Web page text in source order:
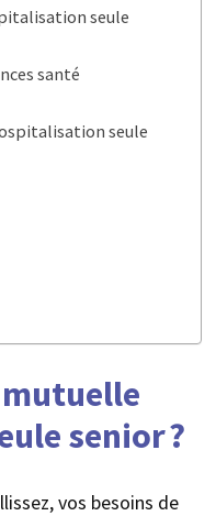
seule
santé
seule
mutuelle
senior ?
vos besoins de